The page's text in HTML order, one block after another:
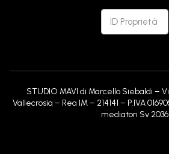
STUDIO MAVI di Marcello Siebaldi –
Vallecrosia – Rea IM – 214141 – P.IVA
mediatori Sv 2036